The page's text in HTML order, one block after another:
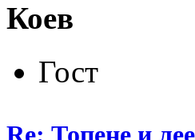
Коев
Гост
Re: Топене и